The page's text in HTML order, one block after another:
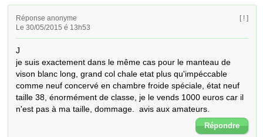
Réponse anonyme
Le 30/05/2015 é 13h53
[ ! ]
J
je suis exactement dans le même cas pour le manteau de
vison blanc long, grand col chale etat plus qu'impéccable
comme neuf concervé en chambre froide spéciale, état neuf
taille 38, énormément de classe, je le vends 1000 euros car il
n'est pas à ma taille, dommage.  avis aux amateurs.
Répondre